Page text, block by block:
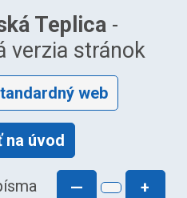
Teplica -
verzia stránok
web
na úvod
— +